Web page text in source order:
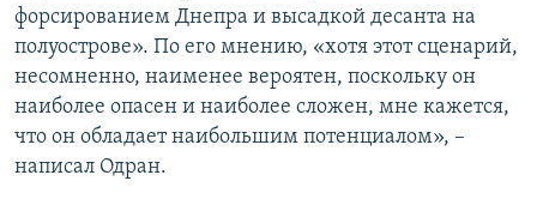
форсированием Днепра и высадкой десанта на
полуострове». По его мнению, «хотя этот сценарий,
несомненно, наименее вероятен, поскольку он
наиболее опасен и наиболее сложен, мне кажется,
что он обладает наибольшим потенциалом», –
написал Одран.